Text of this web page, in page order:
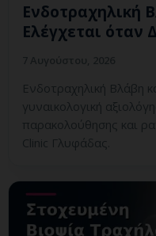
Ενδοτραχηλική
Ελέγχεται όταν
Ενδοτραχηλική Βλάβη
γυναικολογική
παρακολούθησης και
Clinic Γλυφάδας.